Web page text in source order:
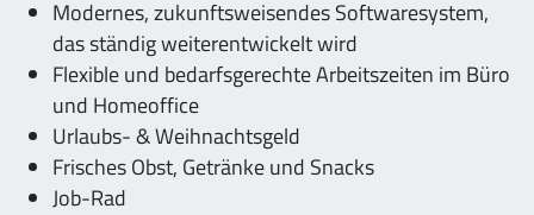
Modernes, zukunftsweisendes Softwaresystem,
das ständig weiterentwickelt wird
Flexible und bedarfsgerechte Arbeitszeiten im Büro
und Homeoffice
Urlaubs- & Weihnachtsgeld
Frisches Obst, Getränke und Snacks
Job-Rad